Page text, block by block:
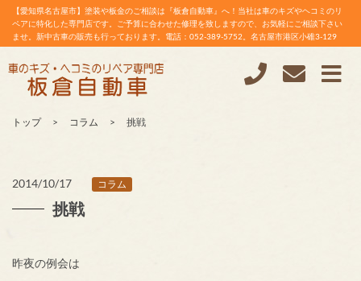
【愛知県名古屋市】塗装や板金のご相談は『板倉自動車』へ！当社は車のキズやヘコミのリ
ペアに特化した専門店です。ご予算に合わせた修理を致しますので、お気軽にご相談下さい
ませ。新中古車の販売も行っております。電話：052-389-5752。名古屋市港区小碓3-129
トップ コラム 挑戦
2014/10/17 コラム
挑戦
昨夜の例会は